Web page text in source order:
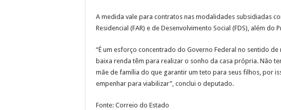
A medida vale para contratos nas modalidades subsidiadas
Residencial (FAR) e de Desenvolvimento Social (FDS), além do
“É um esforço concentrado do Governo Federal no sentido
baixa renda têm para realizar o sonho da casa própria. Não
mãe de família do que garantir um teto para seus filhos, por
empenhar para viabilizar”, conclui o deputado.
Fonte: Correio do Estado